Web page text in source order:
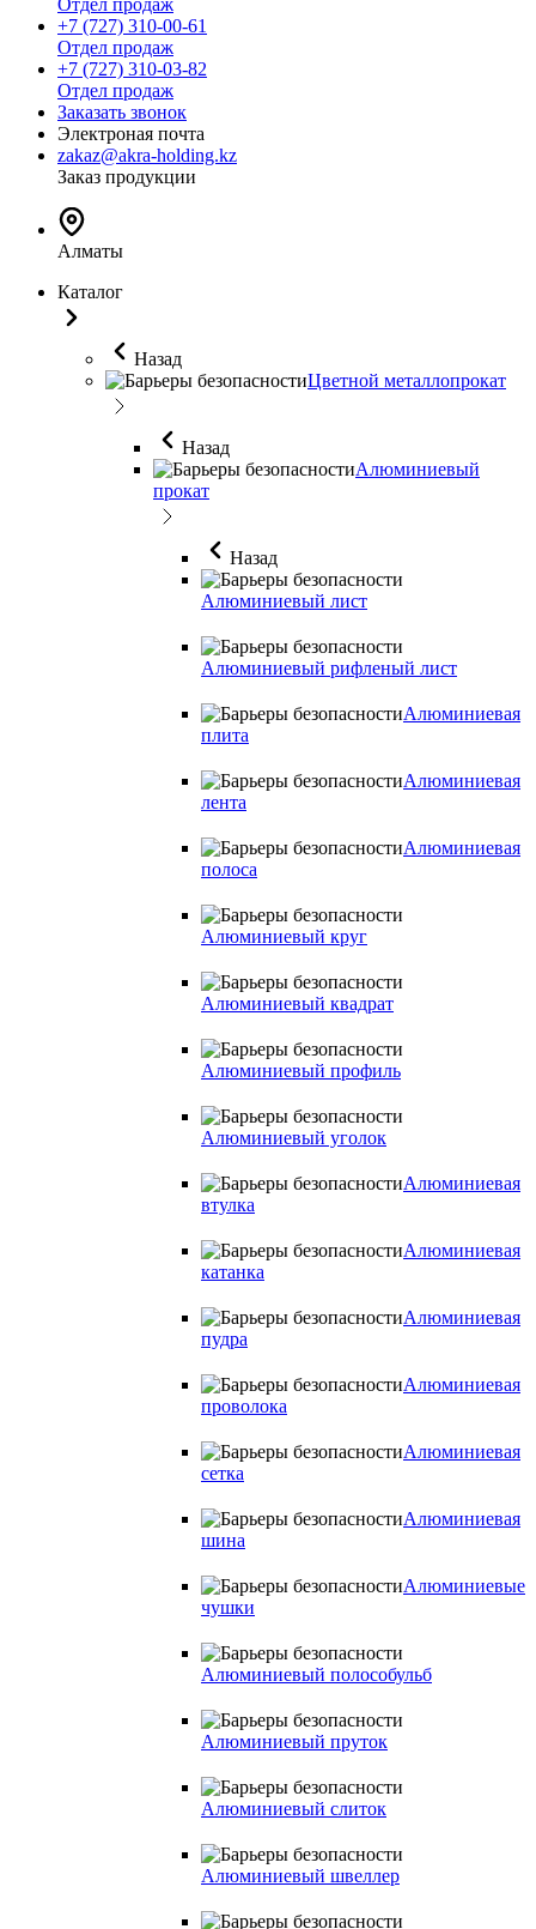
Отдел продаж
+7 (727) 310-00-61
Отдел продаж
+7 (727) 310-03-82
Отдел продаж
Заказать звонок
Электроная почта
zakaz@akra-holding.kz
Заказ продукции
Алматы
Каталог
Назад
Цветной металлопрокат
Назад
Алюминиевый
прокат
Назад
Алюминиевый лист
Алюминиевый рифленый лист
Алюминиевая
плита
Алюминиевая
лента
Алюминиевая
полоса
Алюминиевый круг
Алюминиевый квадрат
Алюминиевый профиль
Алюминиевый уголок
Алюминиевая
втулка
Алюминиевая
катанка
Алюминиевая
пудра
Алюминиевая
проволока
Алюминиевая
сетка
Алюминиевая
шина
Алюминиевые
чушки
Алюминиевый полособульб
Алюминиевый пруток
Алюминиевый слиток
Алюминиевый швеллер